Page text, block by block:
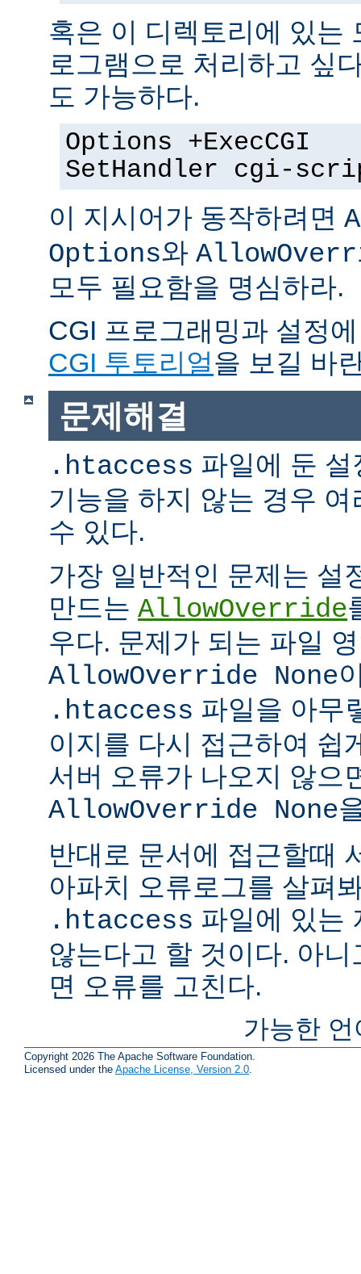
혹은 이 디렉토리에 있는
로그램으로 처리하고 싶
도 가능하다.
Options +ExecCGI
SetHandler cgi-
이 지시어가 동작하려면
Options와
모두 필요함을 명심하라.
CGI 프로그래밍과 설정
CGI 투토리얼을 보길 바
문제해결
.htaccess 파일에 둔
기능을 하지 않는 경우
수 있다.
가장 일반적인 문제는 설
만드는 AllowOverride
우다. 문제가 되는 파일
AllowOverride None
.htaccess 파일을 아무
이지를 다시 접근하여 쉽
서버 오류가 나오지 않으
AllowOverride None
반대로 문서에 접근할때
아파치 오류로그를 살펴
.htaccess 파일에 있는
않는다고 할 것이다. 아
면 오류를 고친다.
가능한
Copyright 2026 The Apache Software Foundation.
Licensed under the Apache License, Version 2.0